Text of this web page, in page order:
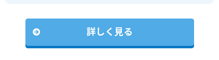
詳しく見る